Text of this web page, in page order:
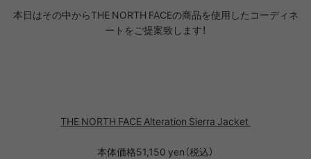
本日はその中からTHE NORTH FACEの商品を使用したコーディネ
ートをご提案致します！
THE NORTH FACE Alteration Sierra Jacket
本体価格51,150 yen（税込）